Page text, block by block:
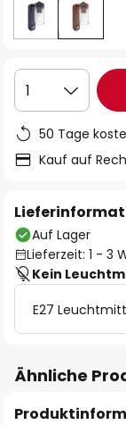
1
50 Tage
Kauf auf
Auf Lager
Lieferzeit: 1 - 3
Kein
E27
Ähnliche